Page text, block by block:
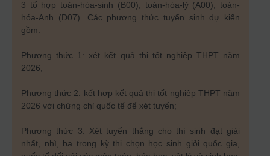
3 tổ hợp toán-hóa-sinh (B00); toán-hóa-lý (A00); toán-
hóa-Anh (D07). Các phương thức tuyển sinh dự kiến
gồm:
Phương thức 1: xét kết quả thi tốt nghiệp THPT năm
2026;
Phương thức 2: kết hợp kết quả thi tốt nghiệp THPT năm
2026 với chứng chỉ quốc tế để xét tuyển;
Phương thức 3: Xét tuyển thẳng cho thí sinh đạt giải
nhất, nhì, ba trong kỳ thi chọn học sinh giỏi quốc gia,